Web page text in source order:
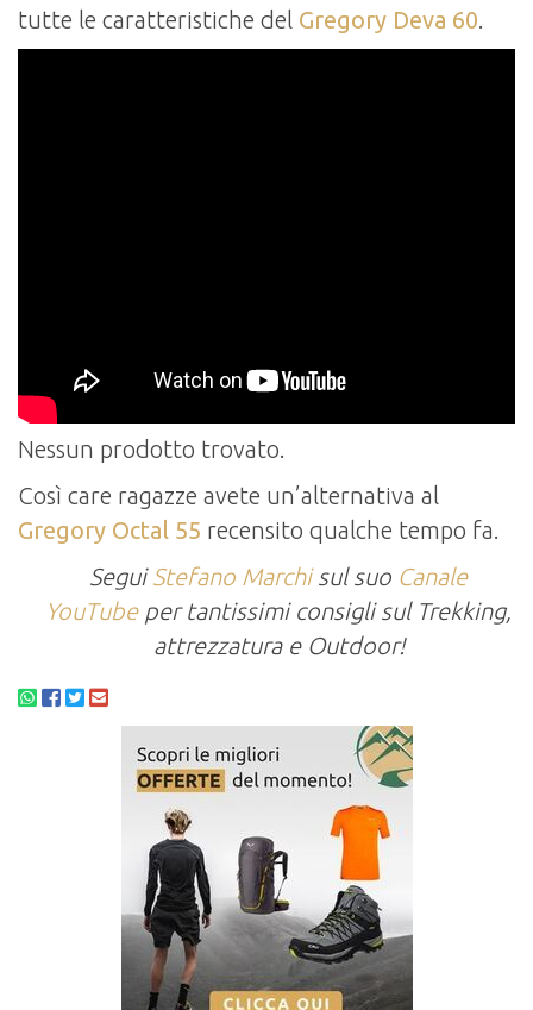
tutte le caratteristiche del Gregory Deva 60.
Nessun prodotto trovato.
Così care ragazze avete un’alternativa al
Gregory Octal 55 recensito qualche tempo fa.
SeguiStefano Marchisul suo Canale
YouTubeper tantissimi consigli sul Trekking,
attrezzatura e Outdoor!